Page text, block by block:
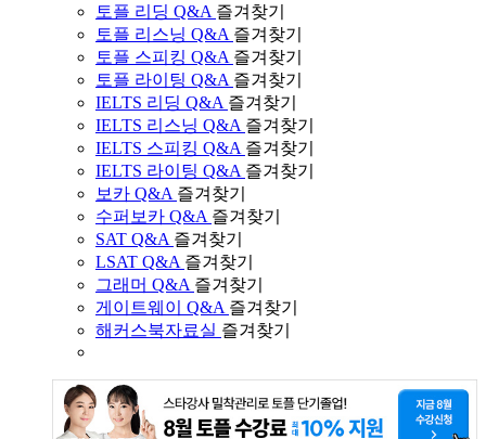
토플 리딩 Q&A 즐겨찾기
토플 리스닝 Q&A 즐겨찾기
토플 스피킹 Q&A 즐겨찾기
토플 라이팅 Q&A 즐겨찾기
IELTS 리딩 Q&A 즐겨찾기
IELTS 리스닝 Q&A 즐겨찾기
IELTS 스피킹 Q&A 즐겨찾기
IELTS 라이팅 Q&A 즐겨찾기
보카 Q&A 즐겨찾기
수퍼보카 Q&A 즐겨찾기
SAT Q&A 즐겨찾기
LSAT Q&A 즐겨찾기
그래머 Q&A 즐겨찾기
게이트웨이 Q&A 즐겨찾기
해커스북자료실 즐겨찾기